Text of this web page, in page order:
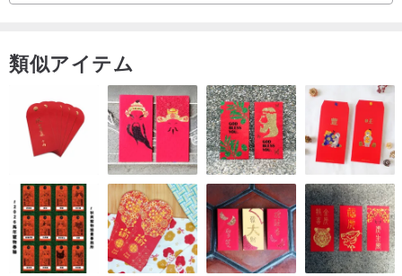
ご不明な点がございましたら、お気軽にお問い合わせください！皆
様のサポートに感謝いたします！
-------------------------------------------------------------------------------------
TH JEWELERY《継承 • 異なれども同じ》
〈継承〉
TH Jewelery は香港で30年以上の歴史を持ち、現在は二代目に継承
類似アイテム